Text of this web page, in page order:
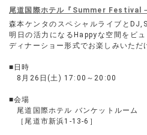
尾道国際ホテル『Summer Festival
森本ケンタのスペシャルライブと
明日の活力になるHappyな空間をビ
ディナーショー形式でお楽しみいただ
■日時
8月26日(土) 17:00～20:00
■会場
尾道国際ホテル バンケットルーム
［尾道市新浜1-13-6］